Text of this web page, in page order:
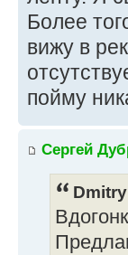
Более
вижу в
пойму
Сергей